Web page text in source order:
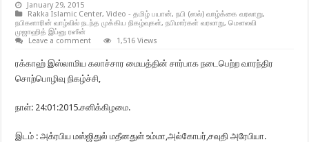
January 29, 2015
Rakka Islamic Center,Video - தமிழ் பயான்,நபி (ஸல்) வாழ்க்கை வரலாறு,
நபிகளாரின் வாழ்வில் நடந்த முக்கிய நிகழ்வுகள்,நபிமார்கள் வரலாறு,மௌலவி
முஜாஹித் இப்னு ரஸீன்
Leave a comment
1,516 Views
ரக்காஹ் இஸ்லாமிய கலாச்சார மையத்தின் சார்பாக நடைபெற்ற வாரந்திர
சொற்பொழிவு நிகழ்ச்சி,
நாள்: 24:01:2015.சனிக்கிழமை.
இடம் : அக்ரபிய மஸ்ஜிதுல் மதீனதுள் உம்மா,அல்கோபர்,சவுதி அரேபியா.